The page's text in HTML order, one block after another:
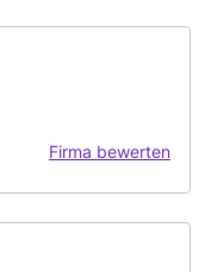
Firma bewerten